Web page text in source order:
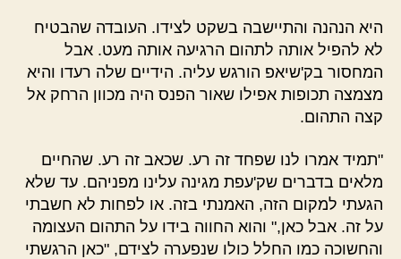
היא הנהנה והתיישבה בשקט לצידו. העובדה שהבטיח
לא להפיל אותה לתהום הרגיעה אותה מעט. אבל
המחסור בק'שיאפ הורגש עליה. הידיים שלה רעדו והיא
מצמצה תכופות אפילו שאור הפנס היה מכוון הרחק אל
קצה התהום.
"תמיד אמרו לנו שפחד זה רע. שכאב זה רע. שהחיים
מלאים בדברים שק'עפת מגינה עלינו מפניהם. עד שלא
הגעתי למקום הזה, האמנתי בזה. או לפחות לא חשבתי
על זה. אבל כאן," והוא החווה בידו על התהום העצומה
והחשוכה כמו החלל כולו שנפערה לצידם, "כאן הרגשתי